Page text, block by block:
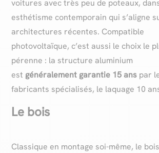
voitures avec très peu de poteaux,
esthétisme contemporain qui s’aligne
architectures récentes. Compatible
photovoltaïque, c’est aussi le choix le
pérenne : la structure aluminium
est généralement garantie 15 ans par
fabricants spécialisés, le laquage 10
Le bois
Classique en montage soi-même, le